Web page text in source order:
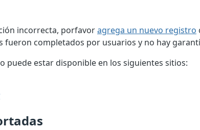
incorrecta, porfavoragrega un nuevo registro
fueron completados por usuarios y no hay
puede estar disponible en los siguientes sitios: